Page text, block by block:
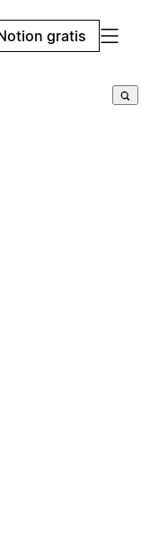
gratis